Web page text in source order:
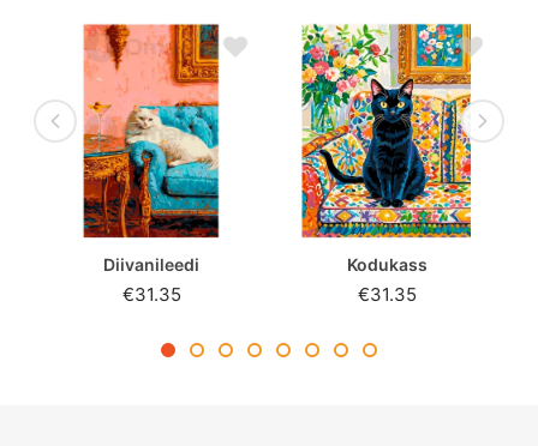
Diivanileedi
€31.35
Kodukass
€31.35